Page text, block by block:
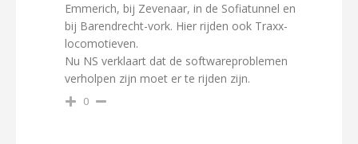
Emmerich, bij Zevenaar, in de Sofiatunnel en
bij Barendrecht-vork. Hier rijden ook Traxx-
locomotieven.
Nu NS verklaart dat de softwareproblemen
verholpen zijn moet er te rijden zijn.
0